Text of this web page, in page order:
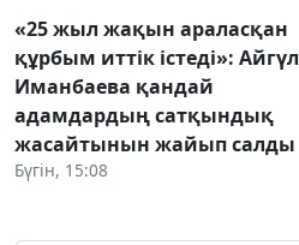
«25 жыл жақын араласқан
құрбым иттік істеді»: Айгүл
Иманбаева қандай
адамдардың сатқындық
жасайтынын жайып салды
Бүгін, 15:08